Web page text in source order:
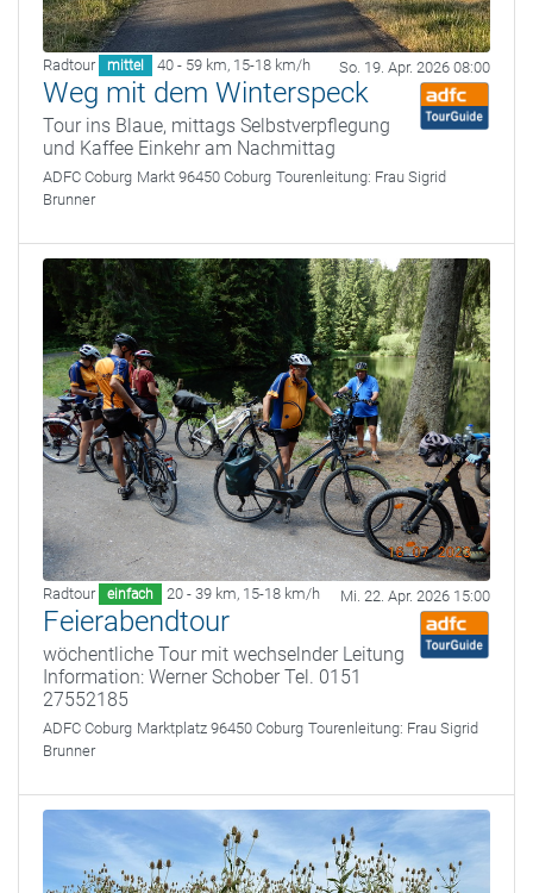
Radtour mittel 40 - 59 km, 15-18 km/h So. 19. Apr. 2026 08:00
Weg mit dem Winterspeck
Tour ins Blaue, mittags Selbstverpflegung
und Kaffee Einkehr am Nachmittag
ADFC Coburg Markt 96450 Coburg Tourenleitung: Frau Sigrid
Brunner
Radtour einfach 20 - 39 km, 15-18 km/h Mi. 22. Apr. 2026 15:00
Feierabendtour
wöchentliche Tour mit wechselnder Leitung
Information: Werner Schober Tel. 0151
27552185
ADFC Coburg Marktplatz 96450 Coburg Tourenleitung: Frau Sigrid
Brunner